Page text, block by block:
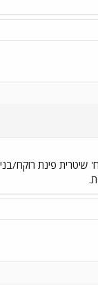
פינת רוקח/